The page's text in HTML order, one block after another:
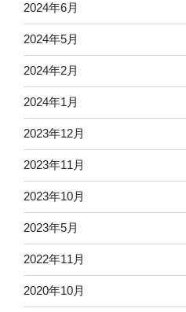
2024年6月
2024年5月
2024年2月
2024年1月
2023年12月
2023年11月
2023年10月
2023年5月
2022年11月
2020年10月